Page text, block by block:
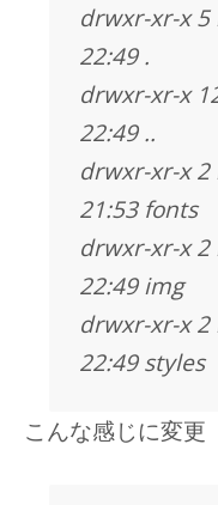
drwxr-xr-x 5
22:49 .
drwxr-xr-x
22:49 ..
drwxr-xr-x 2
21:53 fonts
drwxr-xr-x 2
22:49 img
drwxr-xr-x 2
22:49 styles
こんな感じに変更